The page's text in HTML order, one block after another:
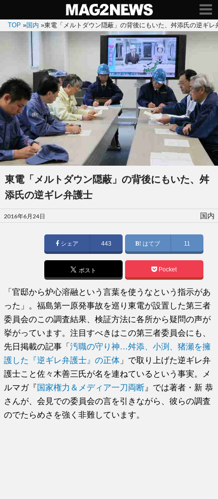
TOP »国内 »東電「メルトダウン隠蔽」の背後にもいた、舛添氏の逆ギレ
東電「メルトダウン隠蔽」の背後にもいた、舛
添氏の逆ギレ弁護士
投
稿
2016年6月24日 国内
シェア 443 はてブ 11
ポスト Pocket
「官邸から炉心溶融という言葉を使うなという指示があ
った」。福島第一原発事故を巡り東電が設置した第三者
委員会のこの調査結果、検証方法に各所から疑問の声が
挙がっています。注目すべきはこの第三者委員会にも、
先日掲載の記事「汚職の守り神…舛添、小渕、猪瀬を擁
護した『逆ギレ弁護士』の正体 」で取り上げた逆ギレ弁
護士こと佐々木善三氏が名を連ねているという事実。メ
ルマガ『 国家権力＆メディア一刀両断 』では著者・新 恭
さんが、会見での委員会の言を引きながら、彼らの調査
のでたらめさを強く非難しています。